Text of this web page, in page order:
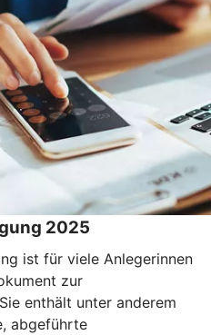
2025
ist für viele Anlegerinnen
zur
enthält unter anderem
abgeführte